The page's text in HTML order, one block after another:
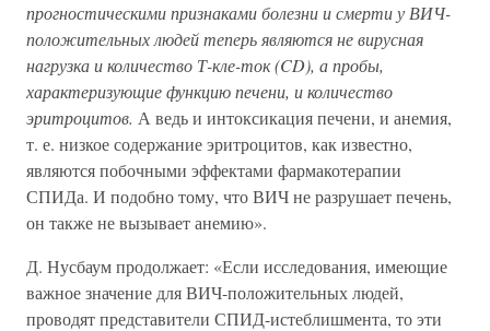
прогностическими признаками болезни и смерти у ВИЧ-
положительных людей теперь являются не вирусная
нагрузка и количество Т-кле-ток (CD), а пробы,
характеризующие функцию печени, и количество
эритроцитов. А ведь и интоксикация печени, и анемия,
т. е. низкое содержание эритроцитов, как известно,
являются побочными эффектами фармакотерапии
СПИДа. И подобно тому, что ВИЧ не разрушает печень,
он также не вызывает анемию».
Д. Нусбаум продолжает: «Если исследования, имеющие
важное значение для ВИЧ-положительных людей,
проводят представители СПИД-истеблишмента, то эти